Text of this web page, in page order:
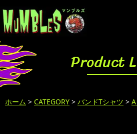
Product
ホーム > CATEGORY > バンドTシャツ >